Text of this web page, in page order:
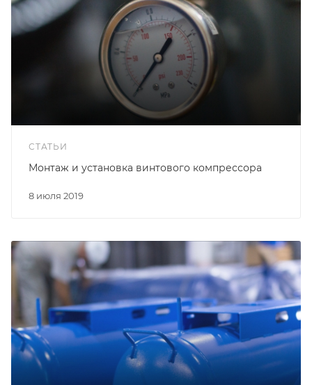
СТАТЬИ
8 июля 2019
Монтаж и установка винтового компрессора